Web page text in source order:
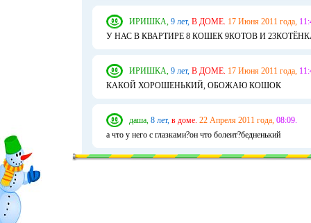
ИРИШКА, 9 лет, В ДОМЕ. 17 Июня 2011 года,
У НАС В КВАРТИРЕ 8 КОШЕК 9КОТОВ И
ИРИШКА, 9 лет, В ДОМЕ. 17 Июня 2011 года,
КАКОЙ ХОРОШЕНЬКИЙ, ОБОЖАЮ КОШОК
даша, 8 лет, в доме. 22 Апреля 2011 года, 08:09.
а что у него с глазками?он что болеит?бедненький